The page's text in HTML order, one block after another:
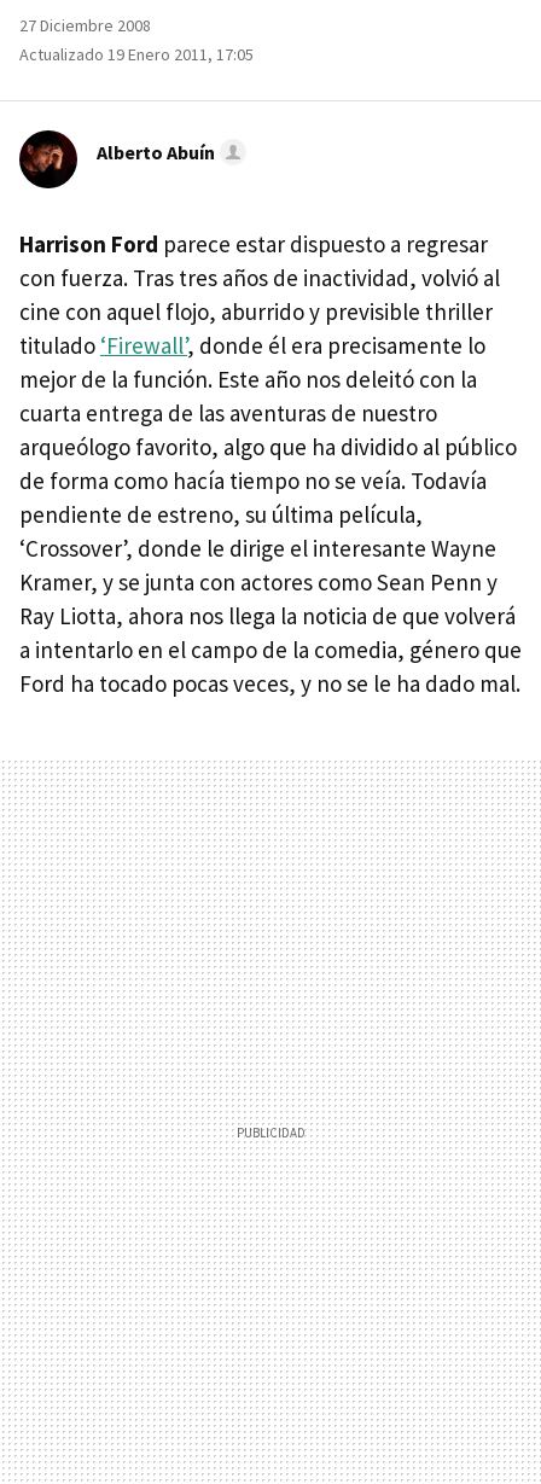
27 Diciembre 2008
Actualizado 19 Enero 2011, 17:05
Alberto Abuín
Harrison Ford parece estar dispuesto a regresar
con fuerza. Tras tres años de inactividad, volvió al
cine con aquel flojo, aburrido y previsible thriller
titulado ‘Firewall’, donde él era precisamente lo
mejor de la función. Este año nos deleitó con la
cuarta entrega de las aventuras de nuestro
arqueólogo favorito, algo que ha dividido al público
de forma como hacía tiempo no se veía. Todavía
pendiente de estreno, su última película,
‘Crossover’, donde le dirige el interesante Wayne
Kramer, y se junta con actores como Sean Penn y
Ray Liotta, ahora nos llega la noticia de que volverá
a intentarlo en el campo de la comedia, género que
Ford ha tocado pocas veces, y no se le ha dado mal.